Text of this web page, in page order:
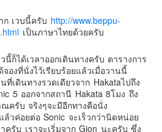
ก เวบนี้ครับ http://www.beppu-
เป็นภาษาไทยด้วยครับ
ก็ได้เวลาออกเดินทางครับ ตารางการ
องที่นั่งไว้เรียบร้อยแล้วเมื่อวานนี้
ที่เดินทางรวดเดียวจาก Hakataไปถึง
5 ออกจากสถานี Hakata 8โมง ถึง
ครับ จริงๆจะมีอีกทางคือนั่ง
วค่อยต่อ Sonic จะเร็วกว่านิดหน่อย
ครับ เราจะเริ่มจาก Gion นะครับ ซึ่ง